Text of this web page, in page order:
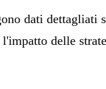
dati dettagliati
delle